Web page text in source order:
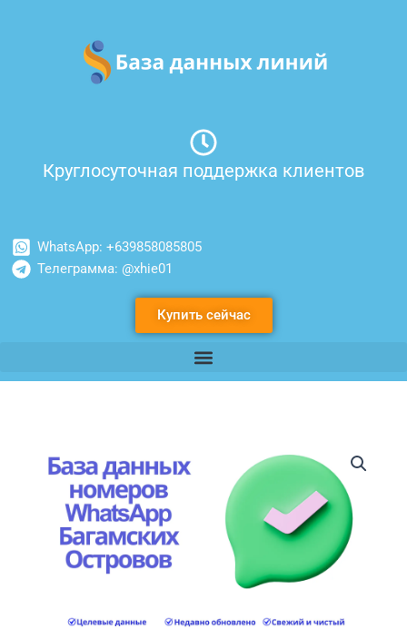
содержимому
Круглосуточная поддержка клиентов
WhatsApp: +639858085805
Телеграмма: @xhie01
Купить сейчас
товара
номеров
WhatsApp
Багамских
Островов